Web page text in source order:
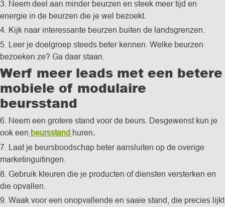
3. Neem deel aan minder beurzen en steek meer tijd en
energie in de beurzen die je wel bezoekt.
4. Kijk naar interessante beurzen buiten de landsgrenzen.
5. Leer je doelgroep steeds beter kennen. Welke beurzen
bezoeken ze? Ga daar staan.
Werf meer leads met een betere
mobiele of modulaire
beursstand
6. Neem een grotere stand voor de beurs. Desgewenst kun je
ook een beursstand huren.
7. Laat je beursboodschap beter aansluiten op de overige
marketinguitingen.
8. Gebruik kleuren die je producten of diensten versterken en
die opvallen.
9. Waak voor een onopvallende en saaie stand, die precies lijkt